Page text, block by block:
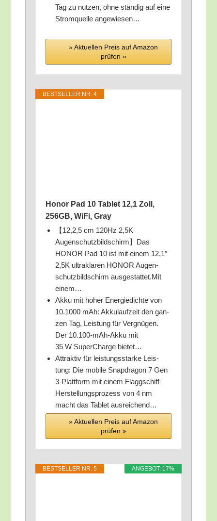
Tag zu nut­zen, ohne stän­dig auf eine
Strom­quel­le angewiesen…
» Aktu­el­len Preis auf Ama­zon
prü­fen »
BEST­SEL­LER NR. 4
Honor Pad 10 Tablet 12,1 Zoll,
256GB, WiFi, Gray
【12,2,5 cm 120Hz 2,5K
Augenschutzbildschirm】Das
HONOR Pad 10 ist mit einem 12,1″
2,5K ultra­kla­ren HONOR Augen­
schutz­bild­schirm ausgestattet.Mit
einem…
Akku mit hoher Ener­gie­dich­te von
10.1000 mAh: Akku­lauf­zeit den gan­
zen Tag, Leis­tung für Ver­gnü­gen.
Der 10.100-mAh-Akku mit
35 W Super­Char­ge bietet…
Attrak­tiv für leis­tungs­star­ke Leis­
tung: Die mobi­le Snapd­ra­gon 7 Gen
3‑Plattform mit einem Flagg­schiff-
Her­stel­lungs­pro­zess von 4 nm
macht das Tablet ausreichend…
» Aktu­el­len Preis auf Ama­zon
prü­fen »
ANGE­BOT: 17%
BEST­SEL­LER NR. 5